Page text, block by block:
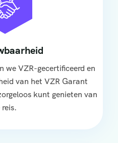
we VZR-gecertificeerd en
van het VZR Garant
kunt genieten van
reis.